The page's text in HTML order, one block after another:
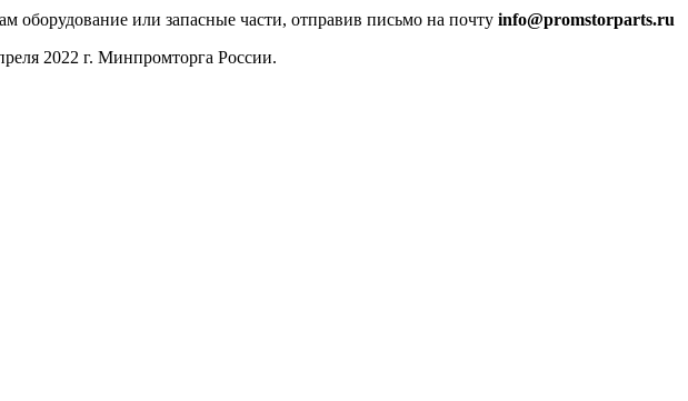
или запасные части, отправив письмо на почту info@promstorparts.ru
2022 г. Минпромторга России.